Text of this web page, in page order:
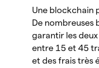
Une blockchain
De nombreuses
garantir les
entre 15 et 45
et des frais très